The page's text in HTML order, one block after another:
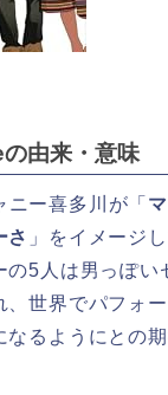
由来・意味
ー喜多川が「
さ 」をイメージ
の5人は男っぽい
、世界でパフォ
なるようにとの